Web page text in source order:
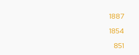
1887
1854
851